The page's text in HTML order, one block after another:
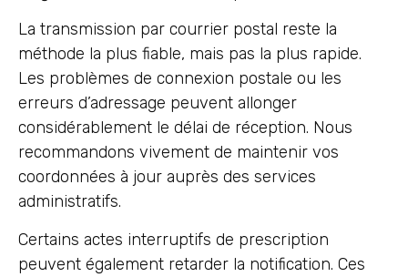
La transmission par courrier postal reste la
méthode la plus fiable, mais pas la plus rapide.
Les problèmes de connexion postale ou les
erreurs d’adressage peuvent allonger
considérablement le délai de réception. Nous
recommandons vivement de maintenir vos
coordonnées à jour auprès des services
administratifs.
Certains actes interruptifs de prescription
peuvent également retarder la notification. Ces